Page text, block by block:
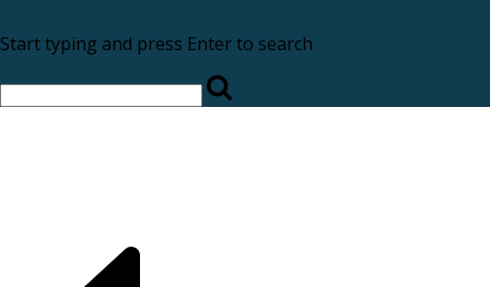
Start typing and press Enter to search